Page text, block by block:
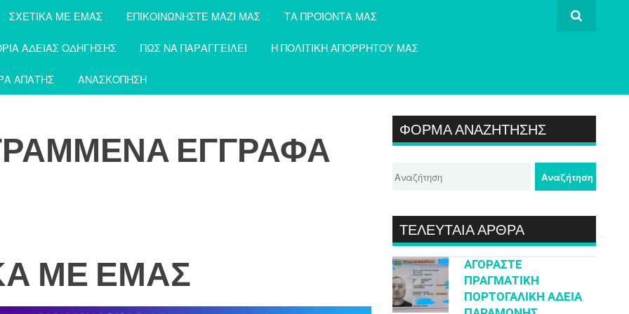
ΣΧΕΤΙΚΆ ΜΕ ΕΜΆΣ ΕΠΙΚΟΙΝΩΝΉΣΤΕ ΜΑΖΊ ΜΑΣ ΤΑ ΠΡΟΪΌΝΤΑ ΜΑΣ
ΆΔΕΙΑΣ ΟΔΉΓΗΣΗΣ ΠΩΣ ΝΑ ΠΑΡΑΓΓΕΊΛΕΙ Η ΠΟΛΙΤΙΚΉ ΑΠΟΡΡΉΤΟΥ ΜΑΣ
ΑΠΆΤΗΣ ΑΝΑΣΚΌΠΗΣΗ
ΈΓΓΡΑΦΑ
ΜΕ ΕΜΆΣ
ΦΌΡΜΑ ΑΝΑΖΉΤΗΣΗΣ
ΤΕΛΕΥΤΑΊΑ ΆΡΘΡΑ
ΑΓΟΡΆΣΤΕ
ΠΡΑΓΜΑΤΙΚΉ
ΠΟΡΤΟΓΑΛΙΚΉ ΆΔΕΙΑ